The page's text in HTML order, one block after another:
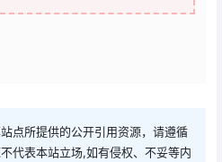
点所提供的公开引用资源，请遵循
代表本站立场,如有侵权、不妥等内